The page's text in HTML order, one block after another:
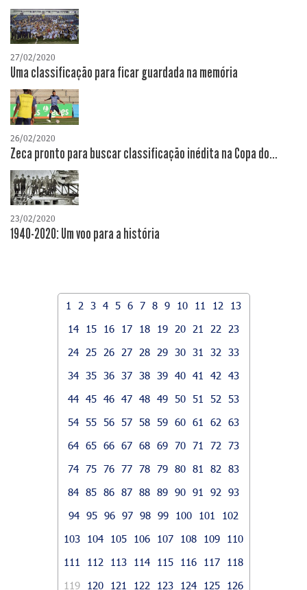
27/02/2020
Uma classificação para ficar guardada na memória
26/02/2020
Zeca pronto para buscar classificação inédita na Copa do...
23/02/2020
1940-2020: Um voo para a história
1 2 3 4 5 6 7 8 9 10 11 12
13
14
15 16 17 18 19 20 21 22
23
24
25 26 27 28 29 30 31 32
33
34 35 36 37 38 39 40 41 42
43
44 45 46 47 48 49 50 51 52
53
54 55 56 57 58 59 60 61 62
63
64 65 66 67 68 69 70 71 72
73
74 75 76 77 78 79 80 81 82
83
84 85 86 87 88 89 90 91 92
93
94 95 96 97 98 99 100 101
102
103
104 105 106 107 108 109
110
111
112 113 114 115 116 117
118
119
120 121 122 123 124 125
126